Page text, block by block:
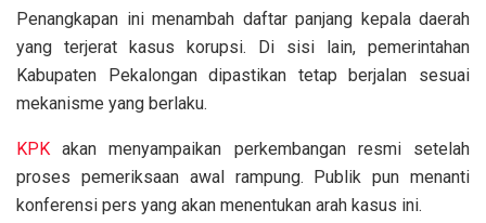
Penangkapan ini menambah daftar panjang kepala daerah
yang terjerat kasus korupsi. Di sisi lain, pemerintahan
Kabupaten Pekalongan dipastikan tetap berjalan sesuai
mekanisme yang berlaku.
KPK akan menyampaikan perkembangan resmi setelah
proses pemeriksaan awal rampung. Publik pun menanti
konferensi pers yang akan menentukan arah kasus ini.